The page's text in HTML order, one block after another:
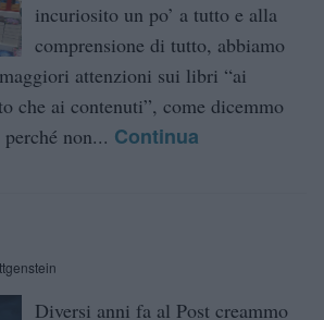
incuriosito un po’ a tutto e alla
comprensione di tutto, abbiamo
attenzioni sui libri “ai
che ai contenuti”, come dicemmo
perché non... Continua
Diversi anni fa al Post creammo